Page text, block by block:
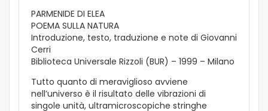
PARMENIDE DI ELEA
POEMA SULLA NATURA
Introduzione, testo, traduzione e note di Giovanni
Cerri
Biblioteca Universale Rizzoli (BUR) – 1999 – Milano
Tutto quanto di meraviglioso avviene
nell’universo è il risultato delle vibrazioni di
singole unità, ultramicroscopiche stringhe